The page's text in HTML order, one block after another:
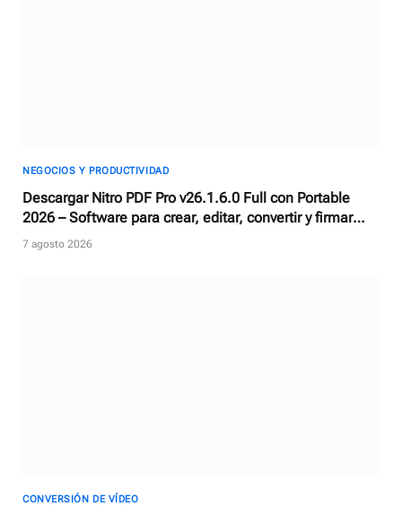
NEGOCIOS Y PRODUCTIVIDAD
Descargar Nitro PDF Pro v26.1.6.0 Full con Portable
2026 – Software para crear, editar, convertir y firmar
documentos PDF
7 agosto 2026
CONVERSIÓN DE VÍDEO